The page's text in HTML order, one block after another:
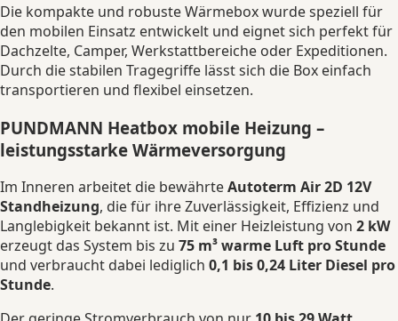
Die kompakte und robuste Wärmebox wurde speziell für
den mobilen Einsatz entwickelt und eignet sich perfekt für
Dachzelte, Camper, Werkstattbereiche oder Expeditionen.
Durch die stabilen Tragegriffe lässt sich die Box einfach
transportieren und flexibel einsetzen.
PUNDMANN Heatbox mobile Heizung –
leistungsstarke Wärmeversorgung
Im Inneren arbeitet die bewährteAutoterm Air 2D 12V
Standheizung, die für ihre Zuverlässigkeit, Effizienz und
Langlebigkeit bekannt ist. Mit einer Heizleistung von 2 kW
erzeugt das System bis zu 75 m³ warme Luft pro Stunde
und verbraucht dabei lediglich 0,1 bis 0,24 Liter Diesel pro
Stunde.